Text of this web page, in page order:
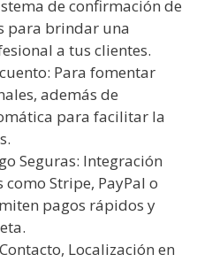
de confirmación de
para brindar una
a tus clientes.
Para fomentar
además de
para facilitar la
Seguras: Integración
Stripe, PayPal o
pagos rápidos y
Localización en